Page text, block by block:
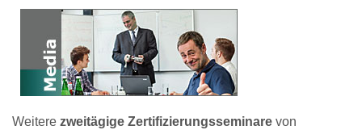
Weitere zweitägige Zertifizierungsseminare von